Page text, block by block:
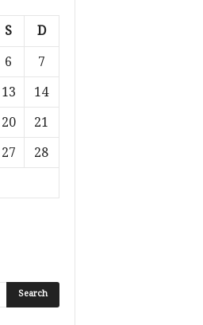
S D
6
7
13
14
20
21
27
28